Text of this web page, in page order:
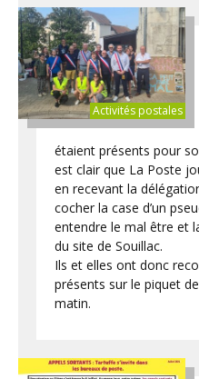
Activités postales
étaient présents pour
est clair que La Poste
en recevant la
cocher la case d’un
entendre le mal être et
du site de Souillac.
Ils et elles ont donc
présents sur le piquet
matin.